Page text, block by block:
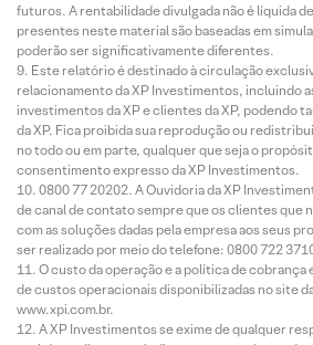
futuros. A rentabilidade divulgada não é líquida
presentes neste material são baseadas em
poderão ser significativamente diferentes.
Este relatório é destinado à circulação
relacionamento da XP Investimentos, incluindo
investimentos da XP e clientes da XP, podendo
da XP. Fica proibida sua reprodução ou
no todo ou em parte, qualquer que seja o
consentimento expresso da XP Investimentos.
0800 77 20202. A Ouvidoria da XP
de canal de contato sempre que os clientes que
com as soluções dadas pela empresa aos seus
ser realizado por meio do telefone: 0800 722
O custo da operação e a política de cobrança
de custos operacionais disponibilizadas no site
www.xpi.com.br.
A XP Investimentos se exime de qualquer